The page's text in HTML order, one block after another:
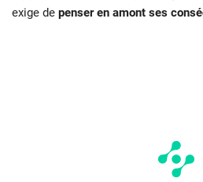
exige de penser en amont ses